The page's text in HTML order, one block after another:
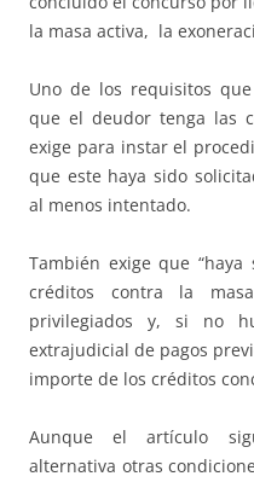
la masa activa, la
Uno de los requisitos
que el deudor tenga las
exige para instar el
que este haya sido
al menos intentado.
También exige que
créditos contra la
privilegiados y, si no
extrajudicial de pagos
importe de los créditos
Aunque el artículo
alternativa otras